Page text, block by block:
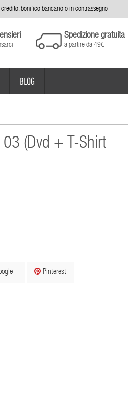
bonifico bancario o in contrassegno
Spedizione gratuita
a partire da 49€
BLOG
03 (Dvd + T-Shirt
Pinterest